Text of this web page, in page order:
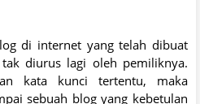
di internet yang telah dibuat
diurus lagi oleh pemiliknya.
kata kunci tertentu, maka
sebuah blog yang kebetulan